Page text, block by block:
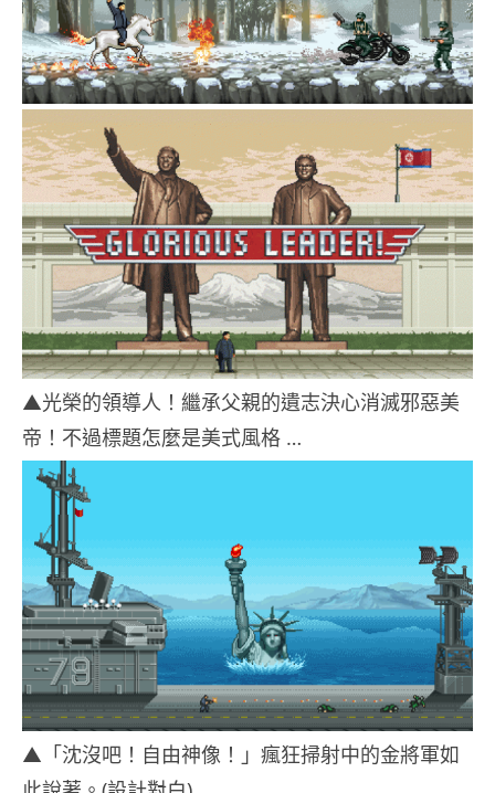
▲光榮的領導人！繼承父親的遺志決心消滅邪惡美
帝！不過標題怎麼是美式風格 …
▲「沈沒吧！自由神像！」瘋狂掃射中的金將軍如